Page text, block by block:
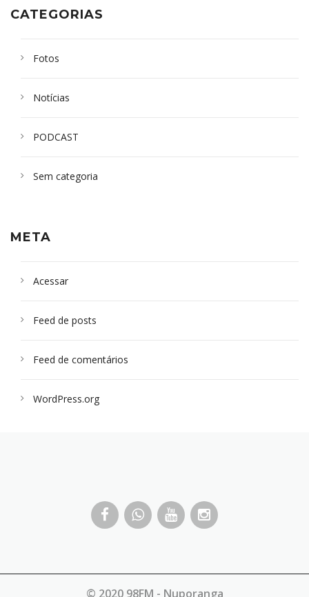
CATEGORIAS
Fotos
Notícias
PODCAST
Sem categoria
META
Acessar
Feed de posts
Feed de comentários
WordPress.org
© 2020 98FM - Nuporanga